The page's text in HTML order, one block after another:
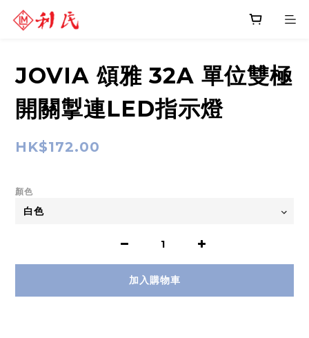
JOVIA 頌雅 32A 單位雙極
開關掣連LED指示燈
HK$172.00
顏色
加入購物車